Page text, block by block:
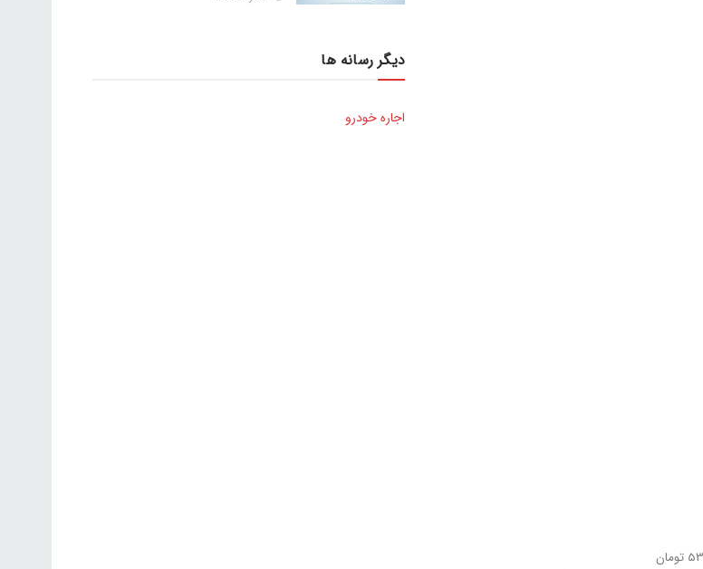
دیگر رسانه ها
اجاره خودرو